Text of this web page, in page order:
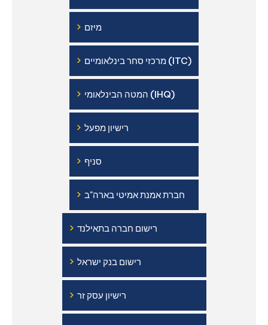
› מיזם
› מרכזי סחר בינלאומיים (ITC)
› המטה הבינלאומי (IHQ)
› רישיון מפעל
› סניף
› חברת אמנת אמיטי בארה"ב
› רישום חברה בתאילנד
› רישום בנק ישראל
› רישיון עסק זר